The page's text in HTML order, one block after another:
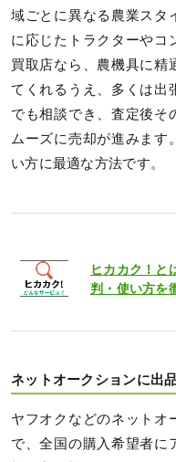
域ごとに異なる農業スタ
に応じたトラクターやコ
買取店なら、農機具に精
てくれるうえ、多くは出
でも相談でき、査定後そ
ムーズに売却が進みます
い方に最適な方法です。
ヒカカク！
判・使い方を
ネットオークションに出
ヤフオクなどのネットオ
で、全国の購入希望者に